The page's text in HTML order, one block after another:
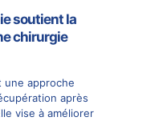
soutient la
chirurgie
une approche
après
vise à améliorer